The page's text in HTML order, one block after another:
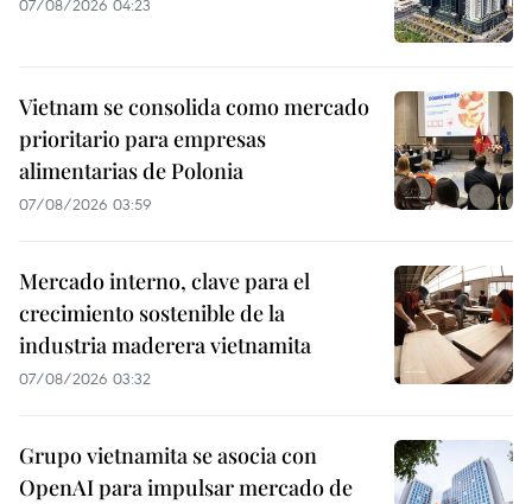
07/08/2026 04:23
Vietnam se consolida como mercado
prioritario para empresas
alimentarias de Polonia
07/08/2026 03:59
Mercado interno, clave para el
crecimiento sostenible de la
industria maderera vietnamita
07/08/2026 03:32
Grupo vietnamita se asocia con
OpenAI para impulsar mercado de